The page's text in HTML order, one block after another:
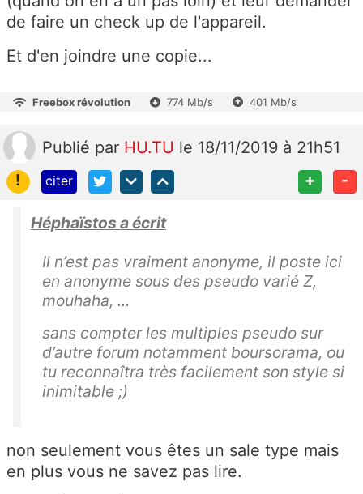
de faire un check up de l'appareil.
Et d'en joindre une copie...
Freebox révolution 774 Mb/s 401 Mb/s
Publié par HU.TU le 18/11/2019 à 21h51
!
citer + -
Héphaïstos a écrit
Il n’est pas vraiment anonyme, il poste ici
en anonyme sous des pseudo varié Z,
mouhaha, ...
sans compter les multiples pseudo sur
d’autre forum notamment boursorama, ou
tu reconnaîtra très facilement son style si
inimitable ;)
non seulement vous êtes un sale type mais
en plus vous ne savez pas lire.